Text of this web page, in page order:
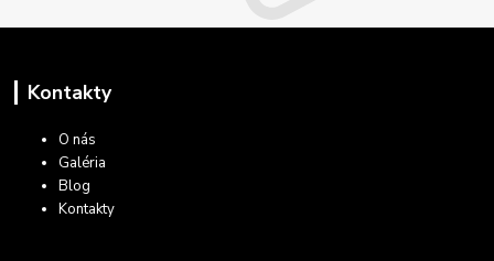
Kontakty
O nás
Galéria
Blog
Kontakty